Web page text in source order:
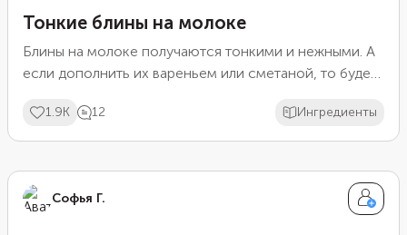
Тонкие блины на молоке
Блины на молоке получаются тонкими и нежными. А
если дополнить их вареньем или сметаной, то будет
использовать молоко 1,5% жирности, так они
получатся менее калорийными. В качестве начинки
просто есть их с вареньем или сгущенкой.
1.9K 12 Ингредиенты
Софья Г.